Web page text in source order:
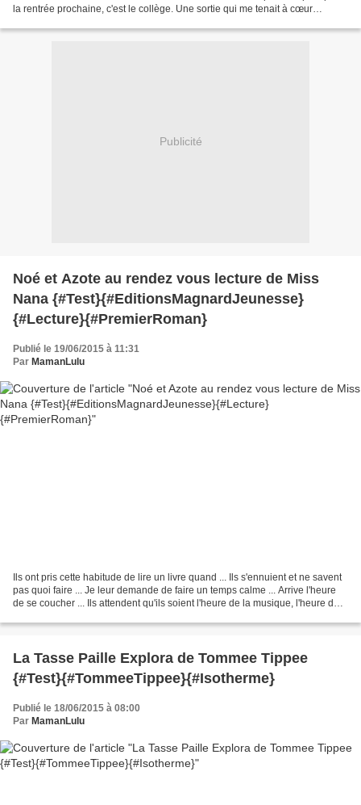
la rentrée prochaine, c'est le collège. Une sortie qui me tenait à cœur
Publicité
Noé et Azote au rendez vous lecture de Miss
Nana {#Test}{#EditionsMagnardJeunesse}
{#Lecture}{#PremierRoman}
Publié le 19/06/2015 à 11:31
Par MamanLulu
Ils ont pris cette habitude de lire un livre quand ... Ils s'ennuient et ne savent
pas quoi faire ... Je leur demande de faire un temps calme ... Arrive l'heure
de se coucher ... Ils attendent qu'ils soient l'heure de la musique, l'heure de
La Tasse Paille Explora de Tommee Tippee
{#Test}{#TommeeTippee}{#Isotherme}
Publié le 18/06/2015 à 08:00
Par MamanLulu